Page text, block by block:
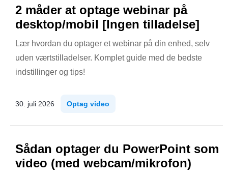
2 måder at optage webinar på
desktop/mobil [Ingen tilladelse]
Lær hvordan du optager et webinar på din enhed, selv
uden værtstilladelser. Komplet guide med de bedste
indstillinger og tips!
30. juli 2026 Optag video
Sådan optager du PowerPoint som
video (med webcam/mikrofon)